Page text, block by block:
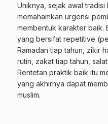
Uniknya, sejak awal tradisi
memahamkan urgensi
membentuk karakter baik.
yang bersifat repetitive
Ramadan tiap tahun, zikir
rutin, zakat tiap tahun,
Rentetan praktik baik itu
yang akhirnya dapat
muslim.